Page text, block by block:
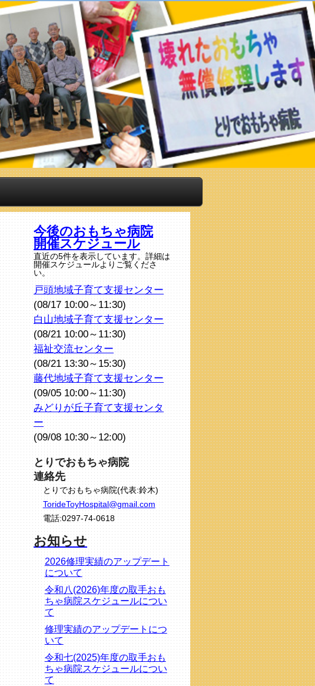
今後のおもちゃ病院
開催スケジュール
直近の5件を表示しています。詳細は
開催スケジュールよりご覧くださ
い。
戸頭地域子育て支援センター
(08/17 10:00～11:30)
白山地域子育て支援センター
(08/21 10:00～11:30)
福祉交流センター
(08/21 13:30～15:30)
藤代地域子育て支援センター
(09/05 10:00～11:30)
みどりが丘子育て支援センタ
ー
(09/08 10:30～12:00)
とりでおもちゃ病院
連絡先
とりでおもちゃ病院(代表:鈴木)
TorideToyHospital@gmail.com
電話:0297-74-0618
お知らせ
2026修理実績のアップデート
について
令和八(2026)年度の取手おも
ちゃ病院スケジュールについ
て
修理実績のアップデートにつ
いて
令和七(2025)年度の取手おも
ちゃ病院スケジュールについ
て